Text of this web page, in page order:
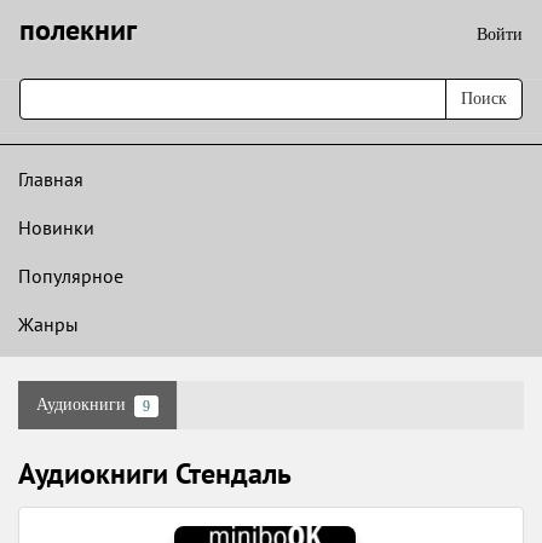
полекниг Войти
Поиск
Главная
Новинки
Популярное
Жанры
Аудиокниги 9
Аудиокниги Стендаль